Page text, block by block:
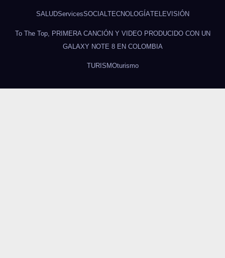
SALUDServicesSOCIAL TECNOLOGÍATELEVISIÓN
To The Top, PRIMERA CANCIÓN Y VIDEO PRODUCIDO CON UN
GALAXY NOTE 8 EN COLOMBIA
TURISMOturismo